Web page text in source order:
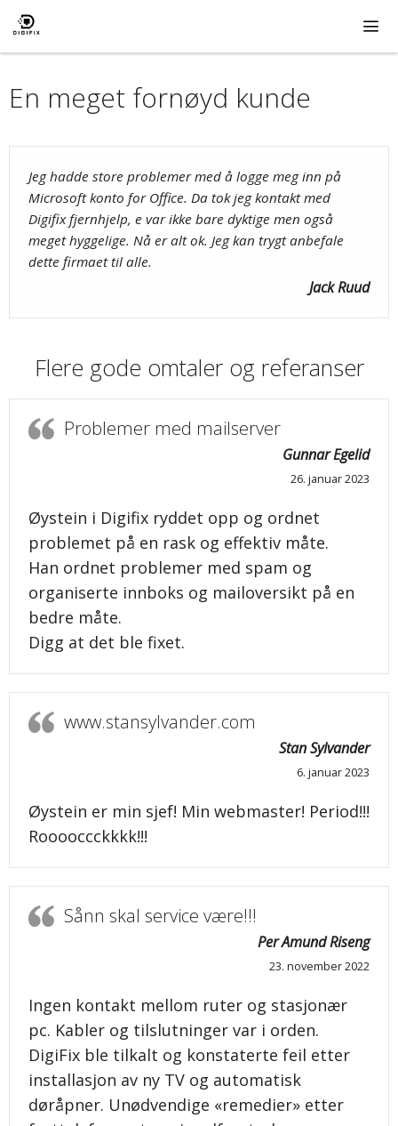
Hopp
til
innhold
En meget fornøyd kunde
Jeg hadde store problemer med å logge meg inn på
Microsoft konto for Office. Da tok jeg kontakt med
Digifix fjernhjelp, e var ikke bare dyktige men også
meget hyggelige. Nå er alt ok. Jeg kan trygt anbefale
dette firmaet til alle.
Jack Ruud
Flere gode omtaler og referanser
Problemer med mailserver
Gunnar Egelid
26. januar 2023
Øystein i Digifix ryddet opp og ordnet
problemet på en rask og effektiv måte.
Han ordnet problemer med spam og
organiserte innboks og mailoversikt på en
bedre måte.
Digg at det ble fixet.
www.stansylvander.com
Stan Sylvander
6. januar 2023
Øystein er min sjef! Min webmaster! Period!!!
Rooooccckkkk!!!
Sånn skal service være!!!
Per Amund Riseng
23. november 2022
Ingen kontakt mellom ruter og stasjonær
pc. Kabler og tilslutninger var i orden.
DigiFix ble tilkalt og konstaterte feil etter
installasjon av ny TV og automatisk
døråpner. Unødvendige «remedier» etter